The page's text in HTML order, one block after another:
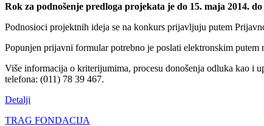
Rok za podnošenje predloga projekata je do 15. maja 2014. do
Podnosioci projektnih ideja se na konkurs prijavljuju putem
Popunjen prijavni formular potrebno je poslati elektronskim putem
Više informacija o kriterijumima, procesu donošenja odluka kao i
telefona: (011) 78 39 467.
Detalji
TRAG FONDACIJA